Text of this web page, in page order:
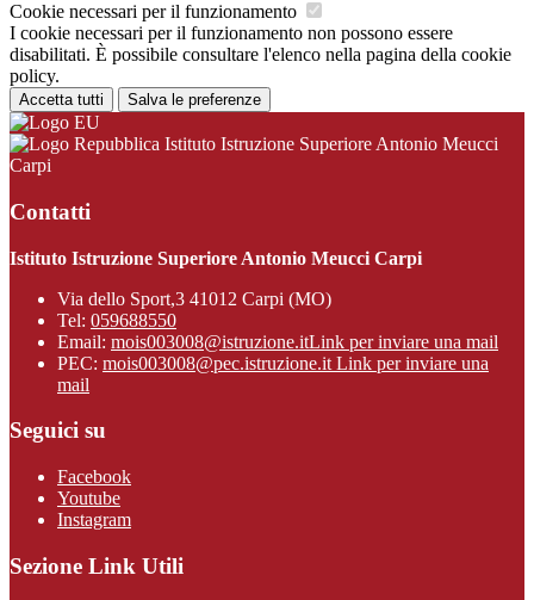
Cookie necessari per il funzionamento
I cookie necessari per il funzionamento non possono essere
disabilitati. È possibile consultare l'elenco nella pagina della cookie
policy.
Accetta tutti Salva le preferenze
Istituto Istruzione Superiore Antonio Meucci
Carpi
Contatti
Istituto Istruzione Superiore Antonio Meucci Carpi
Via dello Sport,3 41012 Carpi (MO)
Tel: 059688550
Email: mois003008@istruzione.itLink per inviare una mail
PEC: mois003008@pec.istruzione.it Link per inviare una
mail
Seguici su
Facebook
Youtube
Instagram
Sezione Link Utili